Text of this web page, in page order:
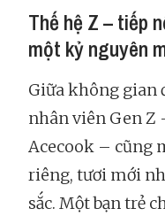
Thế hệ Z – tiếp
một kỷ nguyên
Giữa không gian
nhân viên Gen Z
Acecook – cũng
riêng, tươi mới
sắc. Một bạn trẻ